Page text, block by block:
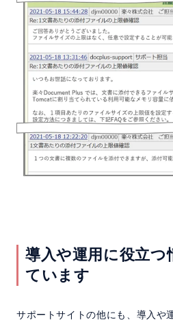
導入や運用に役立つ
ています
サポートサイトの他にも、導入や